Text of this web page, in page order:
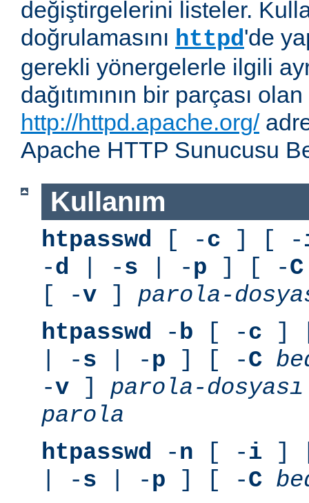
değiştirgelerini listeler.
doğrulamasını httpd'de
gerekli yönergelerle ilgili
dağıtımının bir parçası
http://httpd.apache.org/
Apache HTTP Sunucusu
Kullanım
htpasswd [ -c ] [ -
-d | -s | -p ] [ -C
[ -v ] parola-
htpasswd -b [ -c ]
| -s | -p ] [ -C
-v ] parola-dosyası
parola
htpasswd -n [ -i ]
| -s | -p ] [ -C